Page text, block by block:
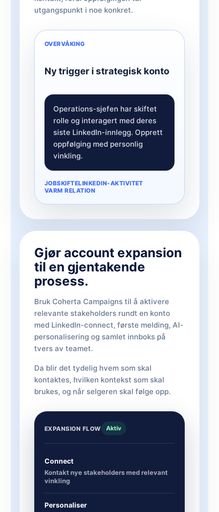
utgangspunkt i noe konkret.
OVERVÅKING
Ny trigger i strategisk konto
Operations-sjefen har skiftet
rolle og interagert med deres
siste LinkedIn-innlegg. Opprett
oppfølging med personlig
vinkling.
JOBSKIFTELINKEDIN-AKTIVITET
VARM RELATION
Gjør account expansion
til en gjentakende
prosess.
Bruk Coherta Campaigns til å aktivere
relevante stakeholders rundt en konto
med LinkedIn-connect, første melding, AI-
personalisering og samlet innboks på
tvers av teamet.
Da blir det tydelig hvem som skal
kontaktes, hvilken kontekst som skal
brukes, og når selgeren skal følge opp.
EXPANSION FLOW Aktiv
Connect
Kontakt nye stakeholders med relevant
vinkling
Personaliser